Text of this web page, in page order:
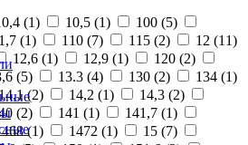
(1) 10,5 (1) 100 (5)
(1) 110 (7) 115 (2) 12 (11)
12,6 (1) 12,9 (1) 120 (2)
(5) 13.3 (4) 130 (2) 134 (1)
(2) 14,2 (1) 14,3 (2)
(2) 141 (1) 141,7 (1)
(1) 1472 (1) 15 (7)